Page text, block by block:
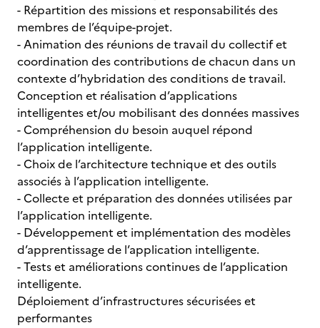
- Répartition des missions et responsabilités des
membres de l’équipe-projet.
- Animation des réunions de travail du collectif et
coordination des contributions de chacun dans un
contexte d’hybridation des conditions de travail.
Conception et réalisation d’applications
intelligentes et/ou mobilisant des données massives
- Compréhension du besoin auquel répond
l’application intelligente.
- Choix de l’architecture technique et des outils
associés à l’application intelligente.
- Collecte et préparation des données utilisées par
l’application intelligente.
- Développement et implémentation des modèles
d’apprentissage de l’application intelligente.
- Tests et améliorations continues de l’application
intelligente.
Déploiement d’infrastructures sécurisées et
performantes